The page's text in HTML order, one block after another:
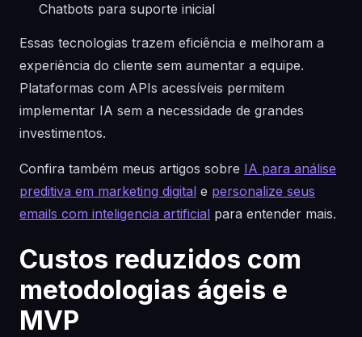
Chatbots para suporte inicial
Essas tecnologias trazem eficiência e melhoram a
experiência do cliente sem aumentar a equipe.
Plataformas com APIs acessíveis permitem
implementar IA sem a necessidade de grandes
investimentos.
Confira também meus artigos sobre IA para análise
preditiva em marketing digital e personalize seus
emails com inteligencia artificial para entender mais.
Custos reduzidos com
metodologias ágeis e
MVP